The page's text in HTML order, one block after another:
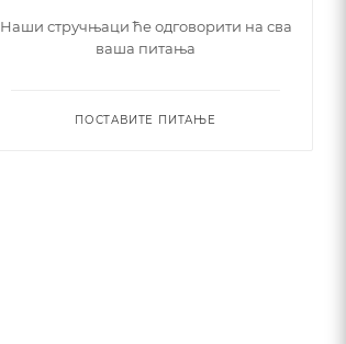
Наши стручњаци ће одговорити на сва
ваша питања
ПОСТАВИТЕ ПИТАЊЕ